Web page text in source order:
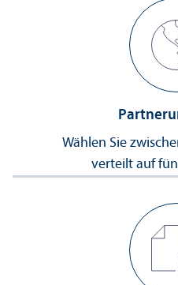
Wählen Sie
verteilt auf